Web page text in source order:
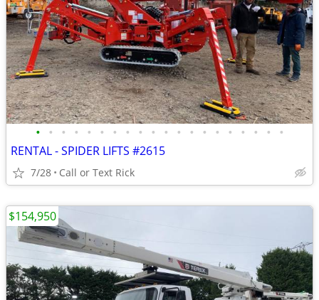
• • • • • • • • • • • • • • • • • • • •
RENTAL - SPIDER LIFTS #2615
7/28 Call or Text Rick
$154,950